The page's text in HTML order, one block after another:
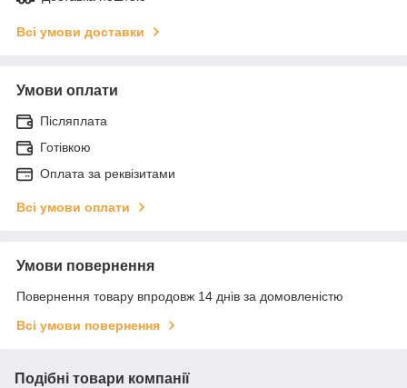
Всі умови доставки
Умови оплати
Післяплата
Готівкою
Оплата за реквізитами
Всі умови оплати
Умови повернення
Повернення товару впродовж 14 днів за домовленістю
Всі умови повернення
Подібні товари компанії